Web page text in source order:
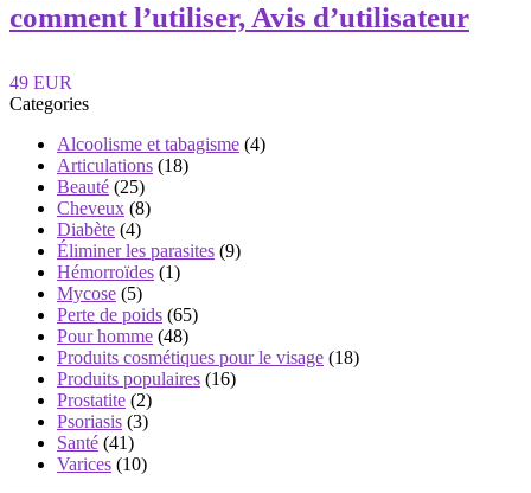
comment l’utiliser, Avis d’utilisateur
49 EUR
Categories
Alcoolisme et tabagisme (4)
Articulations (18)
Beauté (25)
Cheveux (8)
Diabète (4)
Éliminer les parasites (9)
Hémorroïdes (1)
Mycose (5)
Perte de poids (65)
Pour homme (48)
Produits cosmétiques pour le visage (18)
Produits populaires (16)
Prostatite (2)
Psoriasis (3)
Santé (41)
Varices (10)